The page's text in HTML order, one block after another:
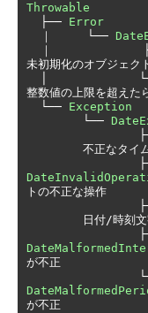
Throwable
├── Error
｜
└──
｜
未初期化のオブジェク
整数値の上限を超えた
└── Exception
└──
不正なタイ
トの不正な操作
日付/時刻
が不正
が不正